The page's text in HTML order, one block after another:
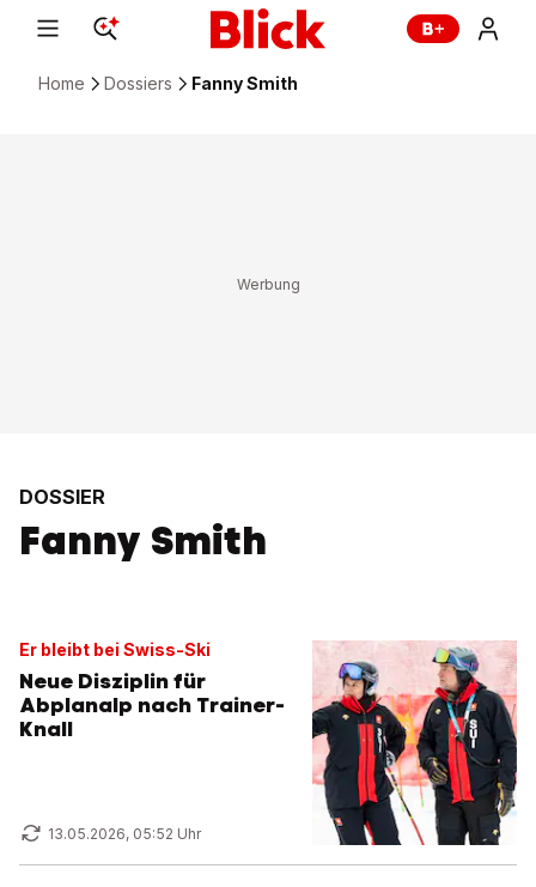
Home Dossiers Fanny Smith
DOSSIER
Fanny Smith
Er bleibt bei Swiss-Ski
Neue Disziplin für
Abplanalp nach Trainer-
Knall
13.05.2026, 05:52 Uhr